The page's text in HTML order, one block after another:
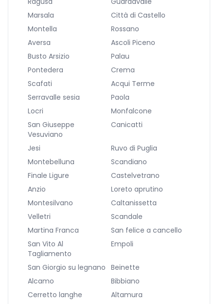
Marsala
Città di Castello
Montella
Rossano
Aversa
Ascoli Piceno
Busto Arsizio
Palau
Pontedera
Crema
Scafati
Acqui Terme
Serravalle sesia
Paola
Locri
Monfalcone
San Giuseppe
Vesuviano
Canicatti
Jesi
Ruvo di Puglia
Montebelluna
Scandiano
Finale Ligure
Castelvetrano
Anzio
Loreto aprutino
Montesilvano
Caltanissetta
Velletri
Scandale
Martina Franca
San felice a cancello
San Vito Al
Tagliamento
Empoli
San Giorgio su legnano Beinette
Alcamo
Bibbiano
Cerretto langhe
Altamura